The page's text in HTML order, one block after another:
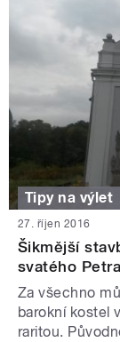
Tipy na výlet
27. říjen 2016
Šikmější
svatého
Za všechno
barokní kostel
raritou.